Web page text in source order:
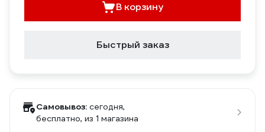
В корзину
Быстрый заказ
Самовывоз: сегодня,
бесплатно, из 1 магазина